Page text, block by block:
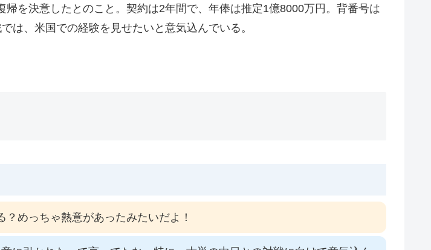
を決意したとのこと。契約は2年間で、年俸は推定1億8000万円。背番号は
は、米国での経験を見せたいと意気込んでいる。
めっちゃ熱意があったみたいだよ！